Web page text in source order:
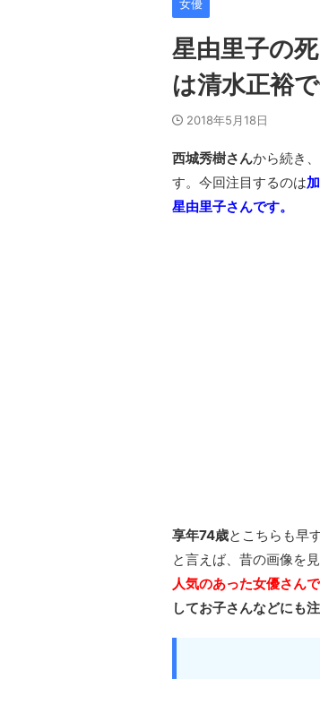
女優
星由里子の
は清水正裕
2018年5月18日
西城秀樹さんから続き
す。今回注目するのは
星由里子さんです。
享年74歳とこちらも早
と言えば、昔の画像を
人気のあった女優さんで
してお子さんなどにも